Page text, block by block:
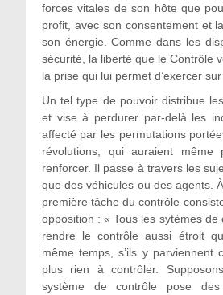
forces vitales de son hôte que
profit, avec son consentement et
son énergie. Comme dans les
sécurité, la liberté que le Contrôle
la prise qui lui permet d’exercer
Un tel type de pouvoir distribue
et vise à perdurer par-delà les
affecté par les permutations
révolutions, qui auraient
renforcer. Il passe à travers les
que des véhicules ou des agents.
première tâche du contrôle
opposition : « Tous les sytèmes de
rendre le contrôle aussi étroit
même temps, s’ils y parviennent
plus rien à contrôler.
système de contrôle pose